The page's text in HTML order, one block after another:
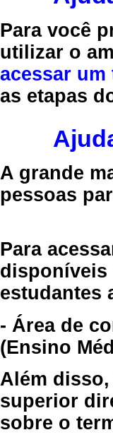
Para você
utilizar o
acessar um
as etapas
A grande
pessoas
Para
disponíveis
estudantes
- Área de
(Ensino
Além
superior
sobre o